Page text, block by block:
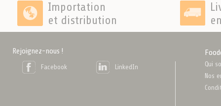
Importation
et distribution
Rejoignez-nous !
Facebook LinkedIn
Qui
Nos